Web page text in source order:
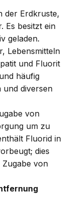
der Erdkruste,
Es besitzt ein
geladen.
Lebensmitteln
und Fluorit
häufig
und diversen
von
um zu
Fluorid in
dies
von